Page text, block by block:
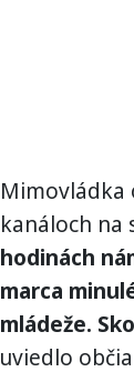
Mimovládka
kanáloch na
hodinách
marca
mládeže.
uviedlo